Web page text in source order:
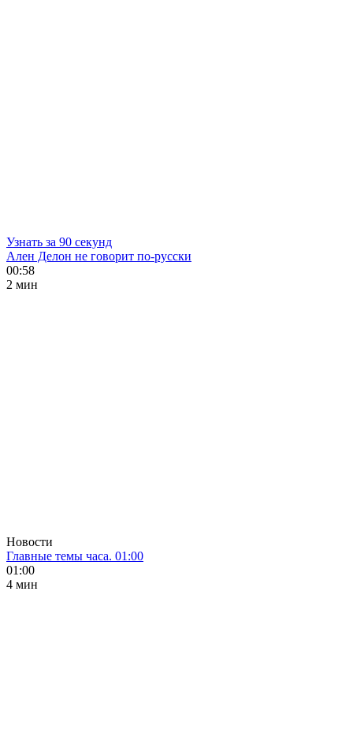
Узнать за 90 секунд
Ален Делон не говорит по-русски
00:58
2 мин
Новости
Главные темы часа. 01:00
01:00
4 мин